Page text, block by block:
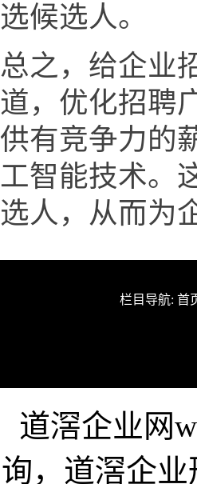
选候选人。
总之，给企业
道，优化招聘
供有竞争力的
工智能技术。
选人，从而为
栏目导航: 首
道滘企业网
询，道滘企